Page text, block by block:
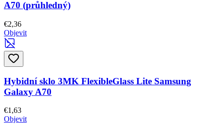
A70 (průhledný)
€2,36
Objevit
Hybidní sklo 3MK FlexibleGlass Lite Samsung
Galaxy A70
€1,63
Objevit